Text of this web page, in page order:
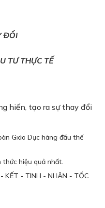
ĐỔI
TƯ THỰC TẾ
hiến, tạo ra sự thay đổi
Giáo Dục hàng đầu thế
thức hiệu quả nhất.
KẾT - TINH - NHÂN - TỐC